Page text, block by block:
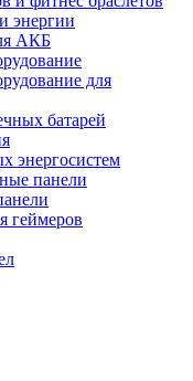
энергии
АКБ
для
батарей
энергосистем
панели
геймеров